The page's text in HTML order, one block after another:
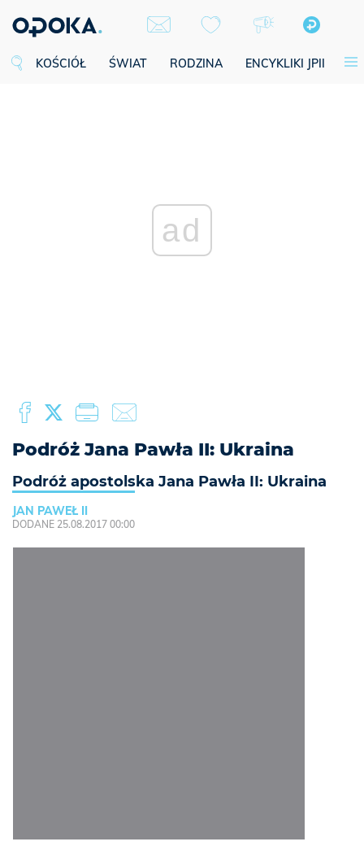
KOŚCIÓŁ ŚWIAT RODZINA ENCYKLIKI JPII
ad
Podróż Jana Pawła II: Ukraina
Podróż apostolska Jana Pawła II: Ukraina
JAN PAWEŁ II
DODANE 25.08.2017 00:00